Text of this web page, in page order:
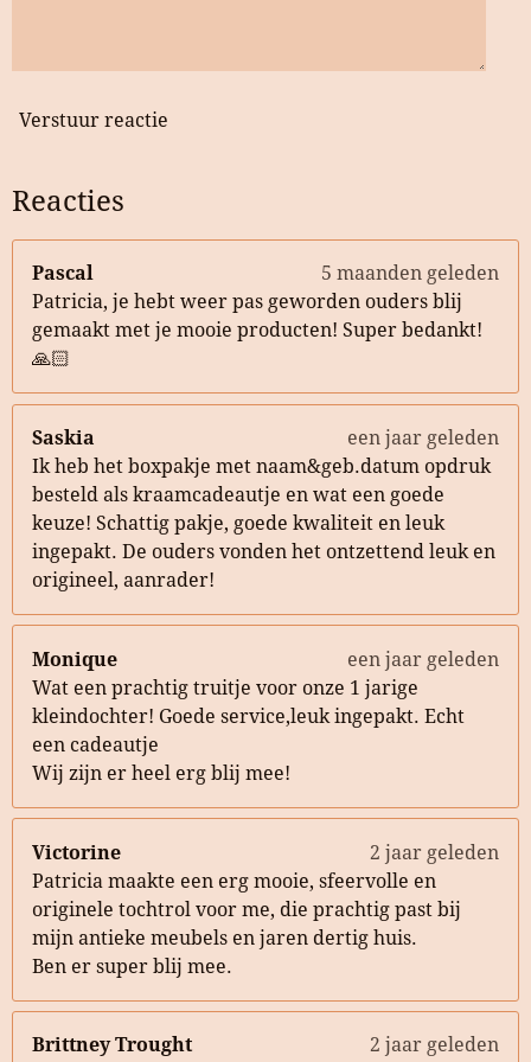
Verstuur reactie
Reacties
Pascal
5 maanden geleden
Patricia, je hebt weer pas geworden ouders blij
gemaakt met je mooie producten! Super bedankt!
🙏🏻
Saskia
een jaar geleden
Ik heb het boxpakje met naam&geb.datum opdruk
besteld als kraamcadeautje en wat een goede
keuze! Schattig pakje, goede kwaliteit en leuk
ingepakt. De ouders vonden het ontzettend leuk en
origineel, aanrader!
Monique
een jaar geleden
Wat een prachtig truitje voor onze 1 jarige
kleindochter! Goede service,leuk ingepakt. Echt
een cadeautje
Wij zijn er heel erg blij mee!
Victorine
2 jaar geleden
Patricia maakte een erg mooie, sfeervolle en
originele tochtrol voor me, die prachtig past bij
mijn antieke meubels en jaren dertig huis.
Ben er super blij mee.
Brittney Trought 2 jaar geleden